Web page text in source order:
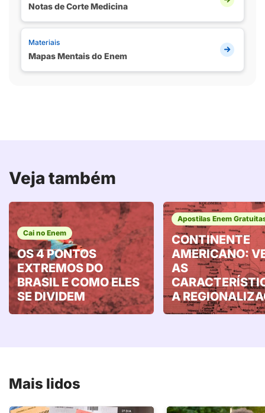
Notas de Corte Medicina
Materiais
Mapas Mentais do Enem
Veja também
Cai no Enem
OS 4 PONTOS
EXTREMOS DO
BRASIL E COMO ELES
SE DIVIDEM
Apostilas Enem
CONTINENTE
AMERICANO:
AS
A
Mais lidos